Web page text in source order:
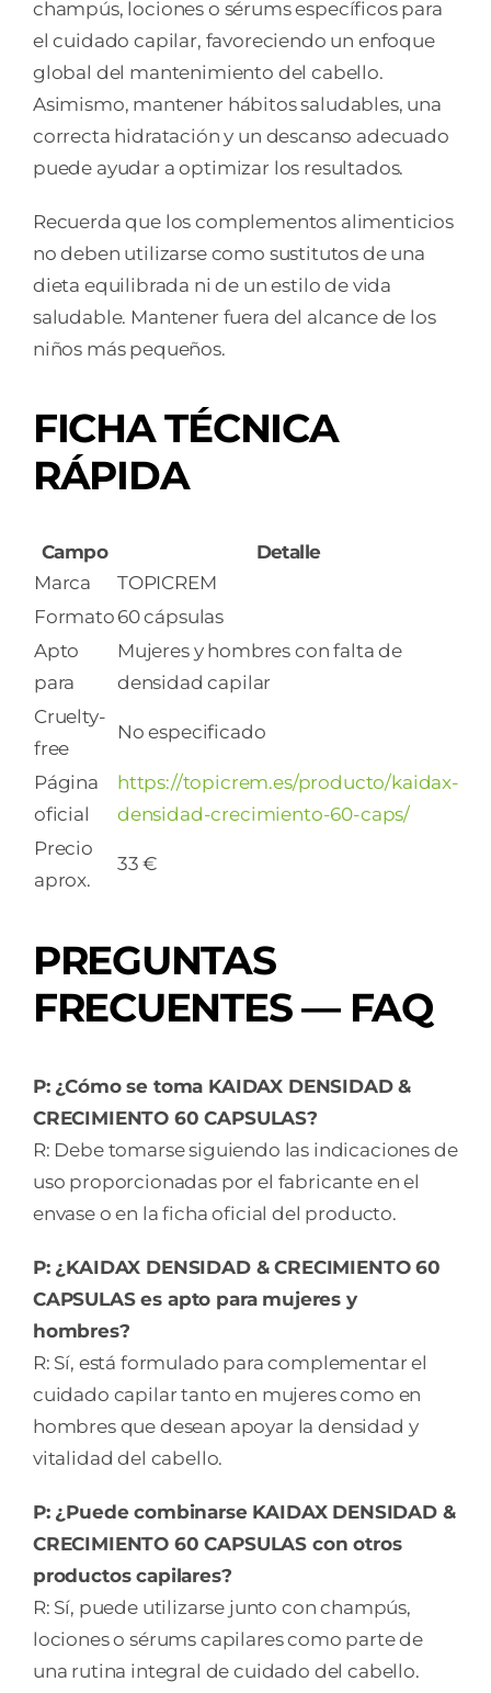
champús, lociones o sérums específicos para
el cuidado capilar, favoreciendo un enfoque
global del mantenimiento del cabello.
Asimismo, mantener hábitos saludables, una
correcta hidratación y un descanso adecuado
puede ayudar a optimizar los resultados.
Recuerda que los complementos alimenticios
no deben utilizarse como sustitutos de una
dieta equilibrada ni de un estilo de vida
saludable. Mantener fuera del alcance de los
niños más pequeños.
FICHA TÉCNICA
RÁPIDA
Campo
Detalle
Marca
TOPICREM
Formato 60 cápsulas
Apto
para
Mujeres y hombres con falta de
densidad capilar
Cruelty-
free
No especificado
Página
oficial
https://topicrem.es/producto/kaidax-
densidad-crecimiento-60-caps/
Precio
aprox.
33 €
PREGUNTAS
FRECUENTES — FAQ
P: ¿Cómo se toma KAIDAX DENSIDAD &
CRECIMIENTO 60 CAPSULAS?
R: Debe tomarse siguiendo las indicaciones de
uso proporcionadas por el fabricante en el
envase o en la ficha oficial del producto.
P: ¿KAIDAX DENSIDAD & CRECIMIENTO 60
CAPSULAS es apto para mujeres y
hombres?
R: Sí, está formulado para complementar el
cuidado capilar tanto en mujeres como en
hombres que desean apoyar la densidad y
vitalidad del cabello.
P: ¿Puede combinarse KAIDAX DENSIDAD &
CRECIMIENTO 60 CAPSULAS con otros
productos capilares?
R: Sí, puede utilizarse junto con champús,
lociones o sérums capilares como parte de
una rutina integral de cuidado del cabello.